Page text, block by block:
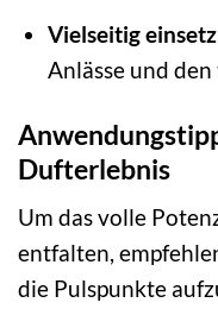
Vielseitig
Anlässe und
Dufterlebnis
Um das volle
entfalten,
die Pulspunkte